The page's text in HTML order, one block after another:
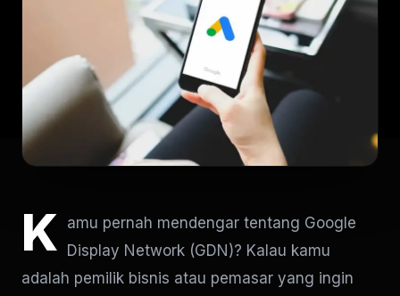
K amu pernah mendengar tentang Google
Display Network (GDN)? Kalau kamu
adalah pemilik bisnis atau pemasar yang ingin